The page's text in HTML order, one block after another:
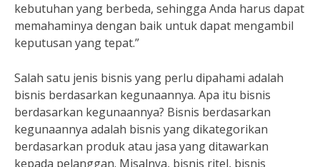
kebutuhan yang berbeda, sehingga Anda harus dapat
memahaminya dengan baik untuk dapat mengambil
keputusan yang tepat.”
Salah satu jenis bisnis yang perlu dipahami adalah
bisnis berdasarkan kegunaannya. Apa itu bisnis
berdasarkan kegunaannya? Bisnis berdasarkan
kegunaannya adalah bisnis yang dikategorikan
berdasarkan produk atau jasa yang ditawarkan
kepada pelanggan. Misalnya, bisnis ritel, bisnis